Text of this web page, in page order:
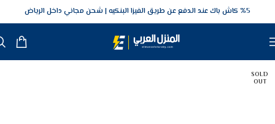
5‎% كاش باك عند الدفع عن طريق الفيزا البنكيه شحن مجاني داخل الرياض
SOLD
OUT